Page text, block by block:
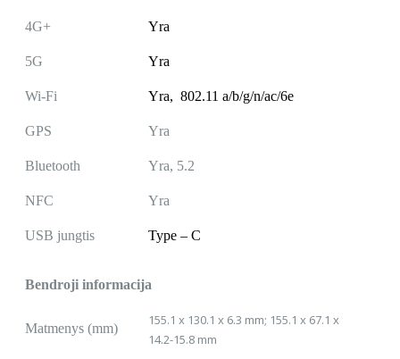
4G+ Yra
5G Yra
Wi-Fi Yra, 802.11 a/b/g/n/ac/6e
GPS Yra
Bluetooth Yra, 5.2
NFC Yra
USB jungtis Type – C
Bendroji informacija
Matmenys (mm)
155.1 x 130.1 x 6.3 mm; 155.1 x 67.1 x
14.2-15.8 mm